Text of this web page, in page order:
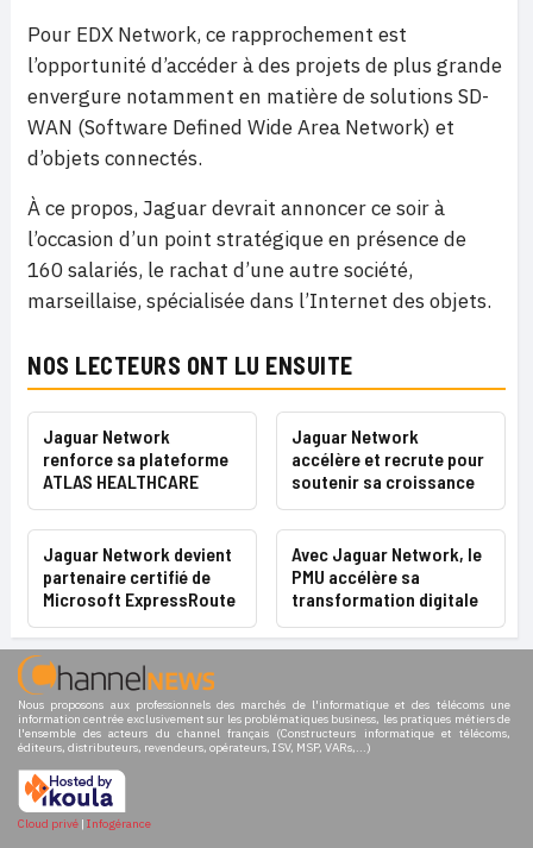
Pour EDX Network, ce rapprochement est
l’opportunité d’accéder à des projets de plus grande
envergure notamment en matière de solutions SD-
WAN (Software Defined Wide Area Network) et
d’objets connectés.
À ce propos, Jaguar devrait annoncer ce soir à
l’occasion d’un point stratégique en présence de
160 salariés, le rachat d’une autre société,
marseillaise, spécialisée dans l’Internet des objets.
NOS LECTEURS ONT LU ENSUITE
Jaguar Network
renforce sa plateforme
ATLAS HEALTHCARE
Jaguar Network
accélère et recrute pour
soutenir sa croissance
Jaguar Network devient
partenaire certifié de
Microsoft ExpressRoute
Avec Jaguar Network, le
PMU accélère sa
transformation digitale
Nous proposons aux professionnels des marchés de l'informatique et des télécoms une
information centrée exclusivement sur les problématiques business, les pratiques métiers de
l'ensemble des acteurs du channel français (Constructeurs informatique et télécoms,
éditeurs, distributeurs, revendeurs, opérateurs, ISV, MSP, VARs,...)
Cloud privé | Infogérance